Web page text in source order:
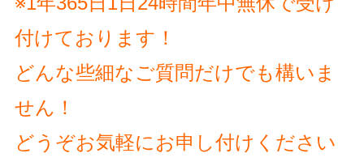
付けております！
どんな些細なご質問だけでも構いま
せん！
どうぞお気軽にお申し付けください